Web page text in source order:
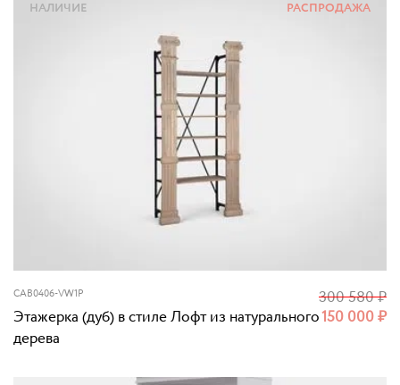
CAB0406-VW1P
Этажерка (дуб) в стиле Лофт из натурального
дерева
150 000₽
300 580₽
РАСПРОДАЖА
НАЛИЧИЕ